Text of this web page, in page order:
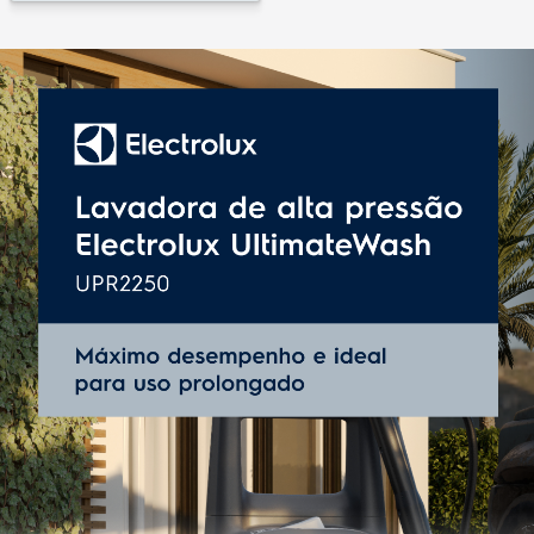
Engate rápido Sim
Agulha de limpeza
Tipo de cabeçote Alúminio
Protetor térmico contra superaquecimento Sim
Área de alcance (m) 7 m
Cabo elétrico (m) 5 m
Alça de transporte Sim
Roda para transporte Sim
EAN13 3412AABR402 (127V) / 3412AABR502 (220V)
Cor Preto